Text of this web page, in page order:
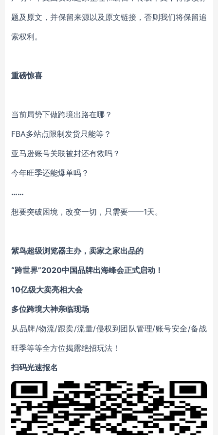
题及原文，并保留来源以及原文链接，否则我们将保留追
索权利。
重磅惊喜
当前局势下做跨境出路在哪？
FBA多站点限制发货只能等？
亚马逊账号关联被封还有救吗？
今年旺季还能爆单吗？
……
想要突破困境，改变一切，只需要——1天。
紫鸟超级浏览器主办，卖家之家出品的
“跨世界”2020中国品牌出海峰会正式启动！
10亿级大卖亮相大会
多位跨境大神亲临现场
从品牌/物流/跟卖/流量/侵权到团队管理/账号安全/备战
旺季等等全方位揭露绝招玩法！
扫码光速报名